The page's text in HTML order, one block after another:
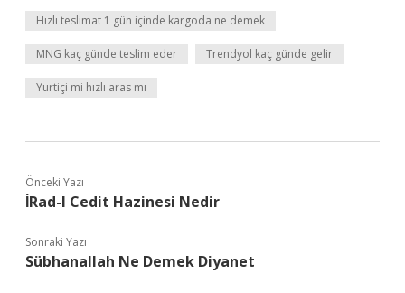
Hızlı teslimat 1 gün içinde kargoda ne demek
MNG kaç günde teslim eder Trendyol kaç günde gelir
Yurtiçi mi hızlı aras mı
Önceki Yazı
İRad-I Cedit Hazinesi Nedir
Sonraki Yazı
Sübhanallah Ne Demek Diyanet